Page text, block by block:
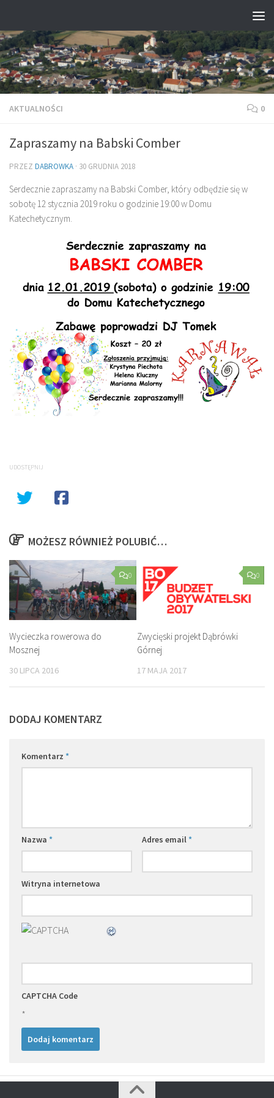
AKTUALNOŚCI 0
Zapraszamy na Babski Comber
PRZEZ DABROWKA · 30 GRUDNIA 2018
Serdecznie zapraszamy na Babski Comber, który odbędzie się w
sobotę 12 stycznia 2019 roku o godzinie 19:00 w Domu
Katechetycznym.
UDOSTĘPNIJ
MOŻESZ RÓWNIEŻ POLUBIĆ…
0
Wycieczka rowerowa do
Mosznej
30 LIPCA 2016
0
Zwycięski projekt Dąbrówki
Górnej
17 MAJA 2017
DODAJ KOMENTARZ
Komentarz *
Nazwa * Adres email*
Witryna internetowa
CAPTCHA Code
*